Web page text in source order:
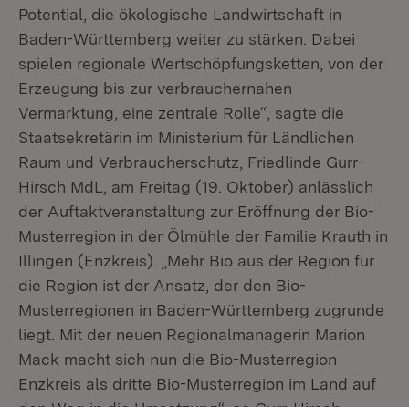
Potential, die ökologische Landwirtschaft in
Baden-Württemberg weiter zu stärken. Dabei
spielen regionale Wertschöpfungsketten, von der
Erzeugung bis zur verbrauchernahen
Vermarktung, eine zentrale Rolle“, sagte die
Staatsekretärin im Ministerium für Ländlichen
Raum und Verbraucherschutz, Friedlinde Gurr-
Hirsch MdL, am Freitag (19. Oktober) anlässlich
der Auftaktveranstaltung zur Eröffnung der Bio-
Musterregion in der Ölmühle der Familie Krauth in
Illingen (Enzkreis). „Mehr Bio aus der Region für
die Region ist der Ansatz, der den Bio-
Musterregionen in Baden-Württemberg zugrunde
liegt. Mit der neuen Regionalmanagerin Marion
Mack macht sich nun die Bio-Musterregion
Enzkreis als dritte Bio-Musterregion im Land auf